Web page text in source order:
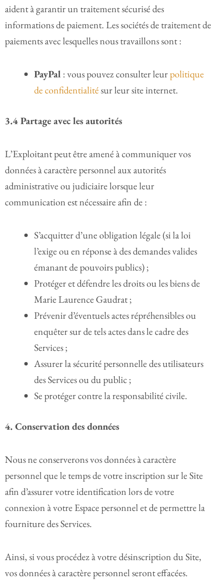
aident à garantir un traitement sécurisé des
informations de paiement. Les sociétés de traitement de
paiements avec lesquelles nous travaillons sont :
PayPal: vous pouvez consulter leurpolitique
de confidentialitésur leur site internet.
3.4 Partage avec les autorités
L’Exploitant peut être amené à communiquer vos
données à caractère personnel aux autorités
administrative ou judiciaire lorsque leur
communication est nécessaire afin de :
S’acquitter d’une obligation légale (si la loi
l’exige ou en réponse à des demandes valides
émanant de pouvoirs publics) ;
Protéger et défendre les droits ou les biens de
Marie Laurence Gaudrat ;
Prévenir d’éventuels actes répréhensibles ou
enquêter sur de tels actes dans le cadre des
Services ;
Assurer la sécurité personnelle des utilisateurs
des Services ou du public ;
Se protéger contre la responsabilité civile.
4. Conservation des données
Nous ne conserverons vos données à caractère
personnel que le temps de votre inscription sur le Site
afin d’assurer votre identification lors de votre
connexion à votre Espace personnel et de permettre la
fourniture des Services.
Ainsi, si vous procédez à votre désinscription du Site,
vos données à caractère personnel seront effacées.